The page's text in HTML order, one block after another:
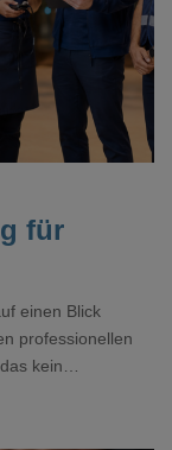
für
einen Blick
professionellen
kein